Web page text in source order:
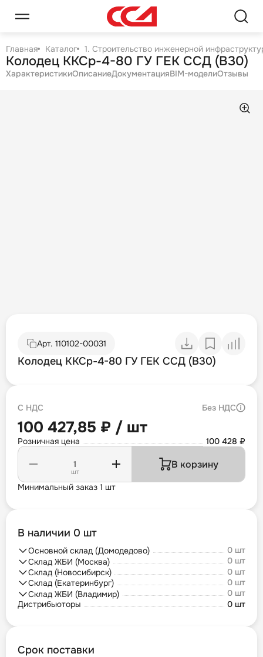
Главная Каталог 1. Строительство инженерной
Колодец ККСр-4-80 ГУ ГЕК ССД (B30)
ХарактеристикиОписаниеДокументацияBIM-моделиОтзывы
Арт. 110102-00031
Колодец ККСр-4-80 ГУ ГЕК ССД (B30)
С НДС Без НДС
100 427,85 ₽ / шт
Розничная цена 100 428 ₽
шт
В корзину
Минимальный заказ 1 шт
В наличии 0 шт
Основной склад (Домодедово)
0 шт
Склад ЖБИ (Москва)
0 шт
Склад (Новосибирск)
0 шт
Склад (Екатеринбург)
0 шт
Склад ЖБИ (Владимир)
0 шт
Дистрибьюторы
0 шт
Срок поставки